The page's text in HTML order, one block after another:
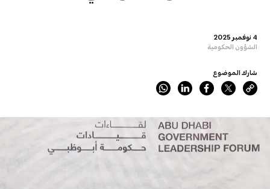
4 نوفمبر 2025
الشؤون الحكومية
شارك الموضوع